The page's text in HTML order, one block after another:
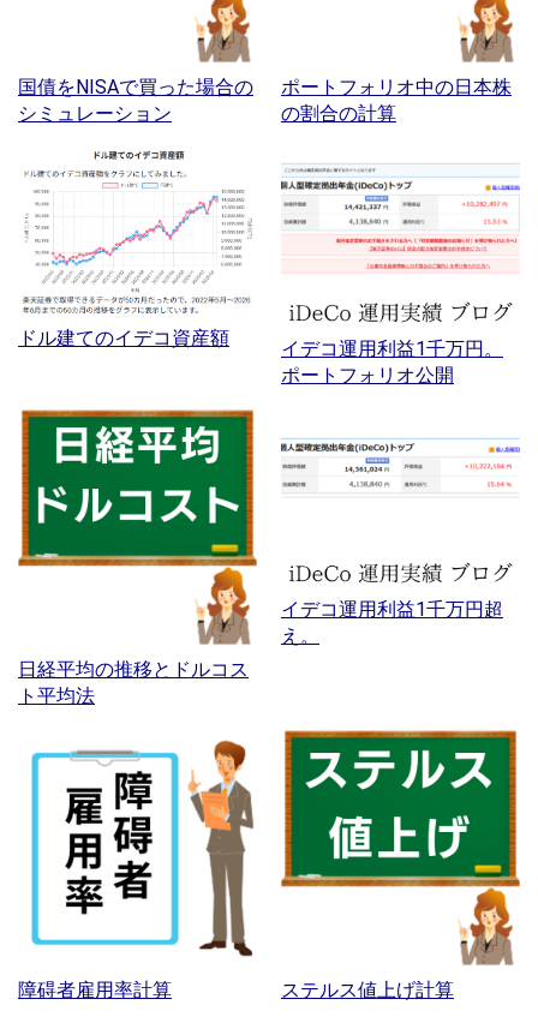
国債をNISAで買った場合の
シミュレーション
ポートフォリオ中の日本株
の割合の計算
ドル建てのイデコ資産額
イデコ運用利益1千万円。
ポートフォリオ公開
日経平均の推移とドルコス
ト平均法
イデコ運用利益1千万円超
え。
障碍者雇用率計算 ステルス値上げ計算